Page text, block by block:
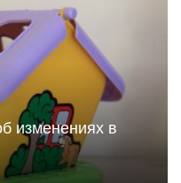
изменениях в